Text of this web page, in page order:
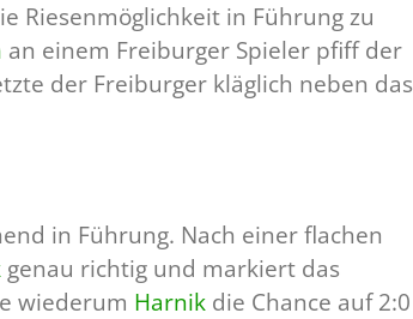
Riesenmöglichkeit in Führung zu
an einem Freiburger Spieler pfiff der
der Freiburger kläglich neben das
in Führung. Nach einer flachen
genau richtig und markiert das
wiederum Harnik die Chance auf 2:0